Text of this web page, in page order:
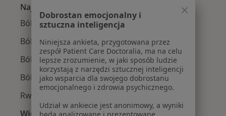
Najczęście leczone choroby
Bóle kręgosłupa w Krakowie
Ból barku w Krakowie
Ból kolana w Krakowie
Ból biodra w Krakowie
Rwa kulszowa w Krakowie
Więcej (15)
Dobrostan emocjonalny i
sztuczna inteligencja
Niniejsza ankieta, przygotowana przez
zespół Patient Care Doctoralia, ma na celu
lepsze zrozumienie, w jaki sposób ludzie
korzystają z narzędzi sztucznej inteligencji
jako wsparcia dla swojego dobrostanu
emocjonalnego i zdrowia psychicznego.
Udział w ankiecie jest anonimowy, a wyniki